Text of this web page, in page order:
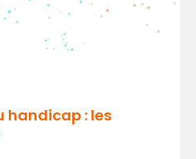
handicap : les